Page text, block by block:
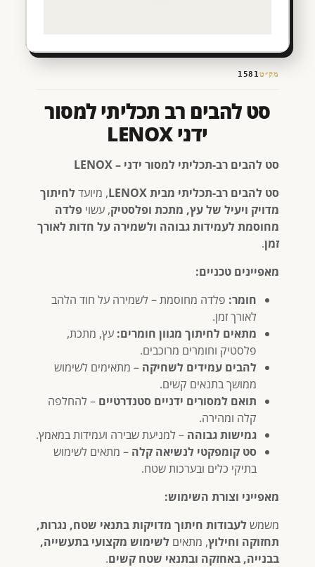
מק״ט1581
סט להבים רב תכליתי למסור
ידני LENOX
סט להבים רב-תכליתי למסור ידני – LENOX
סט להבים רב-תכליתי מבית LENOX
, מיועד לחיתוך
מדויק ויעיל של עץ, מתכת ופלסטיק, עשוי פלדה
מחוסמת לעמידות גבוהה ולשמירה על חדות לאורך
זמן.
מאפיינים טכניים:
חומר: פלדה מחוסמת – לשמירה על חוד הלהב
לאורך זמן.
מתאים לחיתוך מגוון חומרים: עץ, מתכת,
פלסטיק וחומרים מרוכבים.
להבים עמידים לשחיקה – מתאימים לשימוש
ממושך בתנאים קשים.
תואם למסורים ידניים סטנדרטיים – להחלפה
קלה ומהירה.
גמישות גבוהה – למניעת שבירה ועמידות במאמץ.
סט קומפקטי לנשיאה קלה – מתאים לשימוש
בתיקי כלים ובערכות שטח.
מאפייני וצורת השימוש:
משמש לעבודות חיתוך מדויקות בתנאי שטח, נגרות,
תחזוקה וחילוץ, מתאים לשימוש מקצועי בתעשייה,
בבנייה, באחזקה ובתנאי שטח קשים.